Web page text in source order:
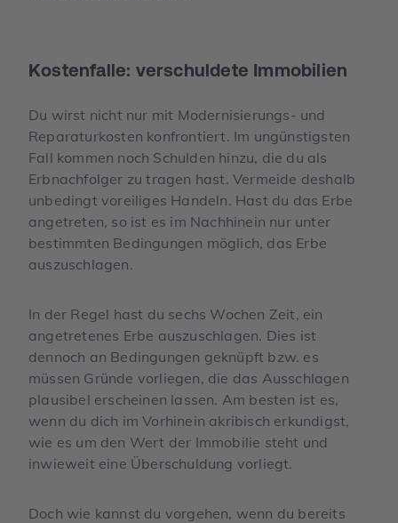
Kostenfalle: verschuldete Immobilien
Du wirst nicht nur mit Modernisierungs- und
Reparaturkosten konfrontiert. Im ungünstigsten
Fall kommen noch Schulden hinzu, die du als
Erbnachfolger zu tragen hast. Vermeide deshalb
unbedingt voreiliges Handeln. Hast du das Erbe
angetreten, so ist es im Nachhinein nur unter
bestimmten Bedingungen möglich, das Erbe
auszuschlagen.
In der Regel hast du sechs Wochen Zeit, ein
angetretenes Erbe auszuschlagen. Dies ist
dennoch an Bedingungen geknüpft bzw. es
müssen Gründe vorliegen, die das Ausschlagen
plausibel erscheinen lassen. Am besten ist es,
wenn du dich im Vorhinein akribisch erkundigst,
wie es um den Wert der Immobilie steht und
inwieweit eine Überschuldung vorliegt.
Doch wie kannst du vorgehen, wenn du bereits